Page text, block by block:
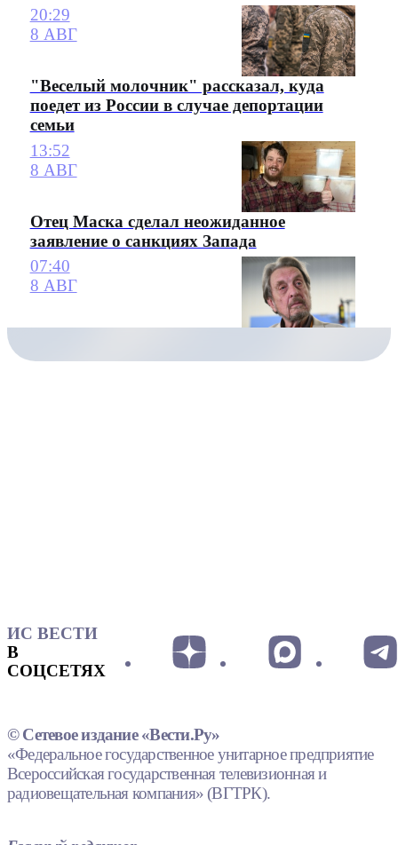
20:29
8 АВГ
"Веселый молочник" рассказал, куда
поедет из России в случае депортации
семьи
13:52
8 АВГ
Отец Маска сделал неожиданное
заявление о санкциях Запада
07:40
8 АВГ
ИС ВЕСТИ
В
СОЦСЕТЯХ
© Сетевое издание «Вести.Ру»
«Федеральное государственное унитарное предприятие
Всероссийская государственная телевизионная и
радиовещательная компания» (ВГТРК).